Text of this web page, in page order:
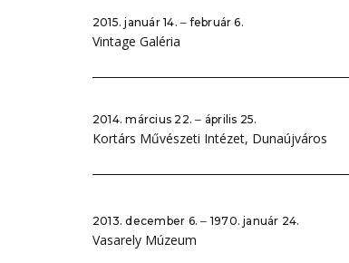
2015. január 14. ‒ február 6.
Vintage Galéria
2014. március 22. ‒ április 25.
Kortárs Művészeti Intézet, Dunaújváros
2013. december 6. ‒ 1970. január 24.
Vasarely Múzeum